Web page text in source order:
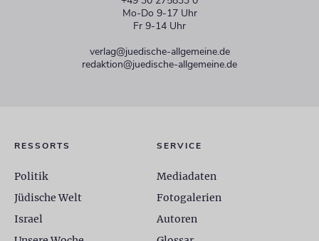
Mo-Do 9-17 Uhr
Fr 9-14 Uhr
verlag@juedische-allgemeine.de
redaktion@juedische-allgemeine.de
RESSORTS
Politik
Jüdische Welt
Israel
SERVICE
Mediadaten
Fotogalerien
Autoren